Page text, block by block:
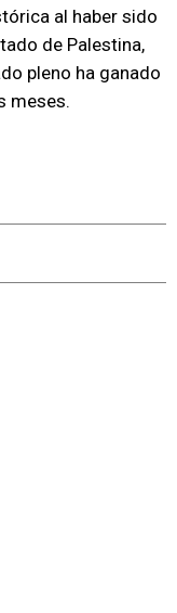
al haber sido
de Palestina,
pleno ha ganado
meses.